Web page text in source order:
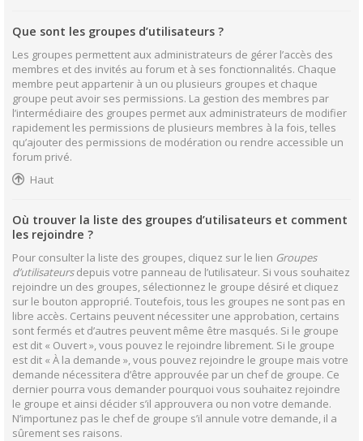
Que sont les groupes d’utilisateurs ?
Les groupes permettent aux administrateurs de gérer l’accès des
membres et des invités au forum et à ses fonctionnalités. Chaque
membre peut appartenir à un ou plusieurs groupes et chaque
groupe peut avoir ses permissions. La gestion des membres par
l’intermédiaire des groupes permet aux administrateurs de modifier
rapidement les permissions de plusieurs membres à la fois, telles
qu’ajouter des permissions de modération ou rendre accessible un
forum privé.
Haut
Où trouver la liste des groupes d’utilisateurs et comment
les rejoindre ?
Pour consulter la liste des groupes, cliquez sur le lien Groupes
d’utilisateursdepuis votre panneau de l’utilisateur. Si vous souhaitez
rejoindre un des groupes, sélectionnez le groupe désiré et cliquez
sur le bouton approprié. Toutefois, tous les groupes ne sont pas en
libre accès. Certains peuvent nécessiter une approbation, certains
sont fermés et d’autres peuvent même être masqués. Si le groupe
est dit « Ouvert », vous pouvez le rejoindre librement. Si le groupe
est dit « À la demande », vous pouvez rejoindre le groupe mais votre
demande nécessitera d’être approuvée par un chef de groupe. Ce
dernier pourra vous demander pourquoi vous souhaitez rejoindre
le groupe et ainsi décider s’il approuvera ou non votre demande.
N’importunez pas le chef de groupe s’il annule votre demande, il a
sûrement ses raisons.